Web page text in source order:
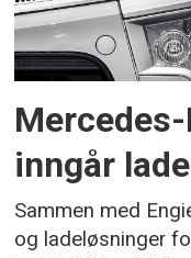
inngår
Sammen med
og ladeløsninger